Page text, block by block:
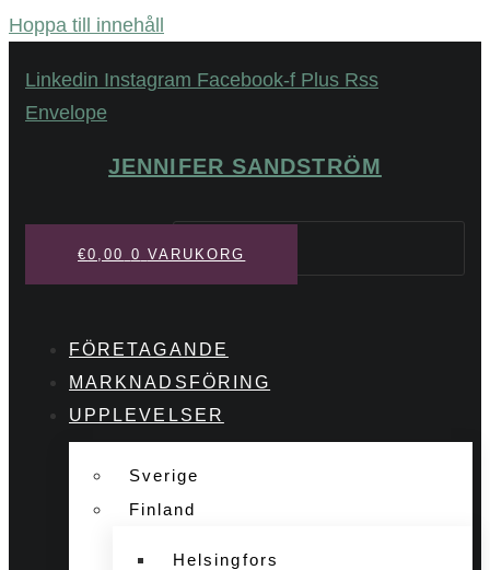
Hoppa till innehåll
Linkedin Instagram Facebook-f Plus Rss
Envelope
JENNIFER SANDSTRÖM
Sök
€0,00 0 VARUKORG
FÖRETAGANDE
MARKNADSFÖRING
UPPLEVELSER
Sverige
Finland
Helsingfors